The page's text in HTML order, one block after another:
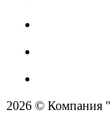
2026 © Компания